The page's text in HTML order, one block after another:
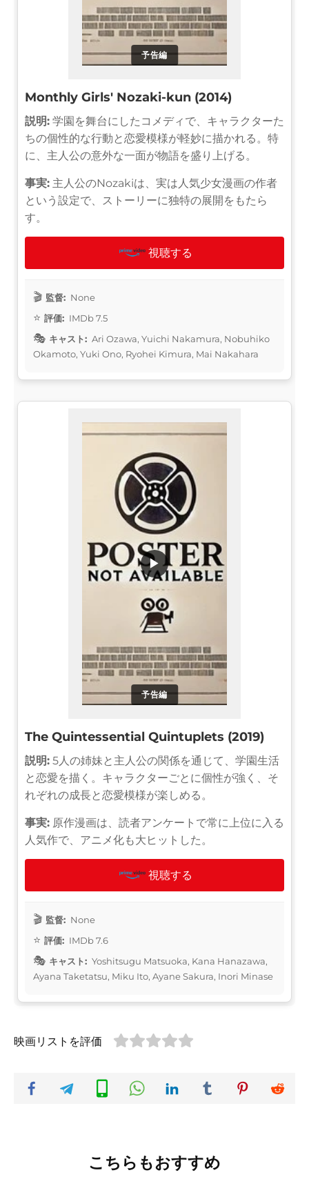
予告編
Monthly Girls' Nozaki-kun (2014)
説明: 学園を舞台にしたコメディで、キャラクターた
ちの個性的な行動と恋愛模様が軽妙に描かれる。特
に、主人公の意外な一面が物語を盛り上げる。
事実: 主人公のNozakiは、実は人気少女漫画の作者
という設定で、ストーリーに独特の展開をもたら
す。
視聴する
監督: None
評価: IMDb 7.5
キャスト: Ari Ozawa, Yuichi Nakamura, Nobuhiko
Okamoto, Yuki Ono, Ryohei Kimura, Mai Nakahara
予告編
▶
The Quintessential Quintuplets (2019)
説明: 5人の姉妹と主人公の関係を通じて、学園生活
と恋愛を描く。キャラクターごとに個性が強く、そ
れぞれの成長と恋愛模様が楽しめる。
事実: 原作漫画は、読者アンケートで常に上位に入る
人気作で、アニメ化も大ヒットした。
視聴する
監督: None
評価: IMDb 7.6
キャスト: Yoshitsugu Matsuoka, Kana Hanazawa,
Ayana Taketatsu, Miku Ito, Ayane Sakura, Inori Minase
映画リストを評価
こちらもおすすめ